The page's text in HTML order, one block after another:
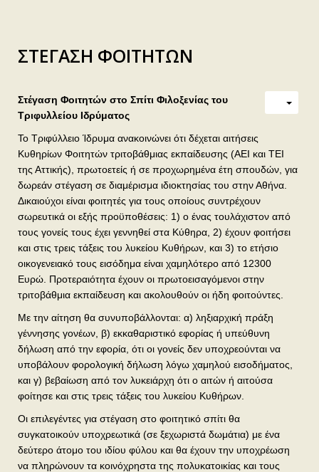
ΣΤΕΓΑΣΗ ΦΟΙΤΗΤΩΝ
Στέγαση Φοιτητών στο Σπίτι Φιλοξενίας του
Τριφυλλείου Ιδρύματος
Το Τριφύλλειο Ίδρυμα ανακοινώνει ότι δέχεται αιτήσεις
Κυθηρίων Φοιτητών τριτοβάθμιας εκπαίδευσης (ΑΕΙ και ΤΕΙ
της Αττικής), πρωτοετείς ή σε προχωρημένα έτη σπουδών, για
δωρεάν στέγαση σε διαμέρισμα ιδιοκτησίας του στην Αθήνα.
Δικαιούχοι είναι φοιτητές για τους οποίους συντρέχουν
σωρευτικά οι εξής προϋποθέσεις: 1) ο ένας τουλάχιστον από
τους γονείς τους έχει γεννηθεί στα Κύθηρα, 2) έχουν φοιτήσει
και στις τρεις τάξεις του λυκείου Κυθήρων, και 3) το ετήσιο
οικογενειακό τους εισόδημα είναι χαμηλότερο από 12300
Ευρώ. Προτεραιότητα έχουν οι πρωτοεισαγόμενοι στην
τριτοβάθμια εκπαίδευση και ακολουθούν οι ήδη φοιτούντες.
Με την αίτηση θα συνυποβάλλονται: α) ληξιαρχική πράξη
γέννησης γονέων, β) εκκαθαριστικό εφορίας ή υπεύθυνη
δήλωση από την εφορία, ότι οι γονείς δεν υποχρεούνται να
υποβάλουν φορολογική δήλωση λόγω χαμηλού εισοδήματος,
και γ) βεβαίωση από τον λυκειάρχη ότι ο αιτών ή αιτούσα
φοίτησε και στις τρεις τάξεις του λυκείου Κυθήρων.
Οι επιλεγέντες για στέγαση στο φοιτητικό σπίτι θα
συγκατοικούν υποχρεωτικά (σε ξεχωριστά δωμάτια) με ένα
δεύτερο άτομο του ιδίου φύλου και θα έχουν την υποχρέωση
να πληρώνουν τα κοινόχρηστα της πολυκατοικίας και τους